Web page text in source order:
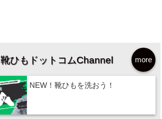
more
靴ひもドットコムChannel
NEW！靴ひもを洗おう！